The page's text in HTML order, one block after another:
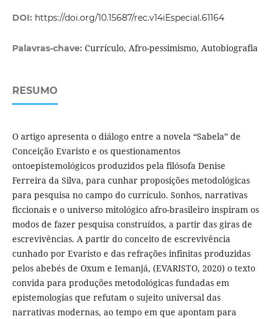
DOI: https://doi.org/10.15687/rec.v14iEspecial.61164
Palavras-chave: Currículo, Afro-pessimismo, Autobiografia
RESUMO
O artigo apresenta o diálogo entre a novela “Sabela” de
Conceição Evaristo e os questionamentos
ontoepistemológicos produzidos pela filósofa Denise
Ferreira da Silva, para cunhar proposições metodológicas
para pesquisa no campo do currículo. Sonhos, narrativas
ficcionais e o universo mitológico afro-brasileiro inspiram os
modos de fazer pesquisa construídos, a partir das giras de
escrevivências. A partir do conceito de escrevivência
cunhado por Evaristo e das refrações infinitas produzidas
pelos abebés de Oxum e Iemanjá, (EVARISTO, 2020) o texto
convida para produções metodológicas fundadas em
epistemologias que refutam o sujeito universal das
narrativas modernas, ao tempo em que apontam para